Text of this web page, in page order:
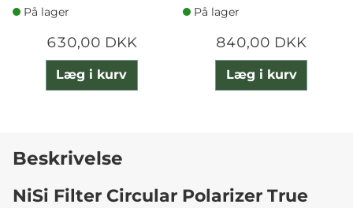
På lager
630,00 DKK
Læg i kurv
På lager
840,00 DKK
Læg i kurv
Beskrivelse
NiSi Filter Circular Polarizer True